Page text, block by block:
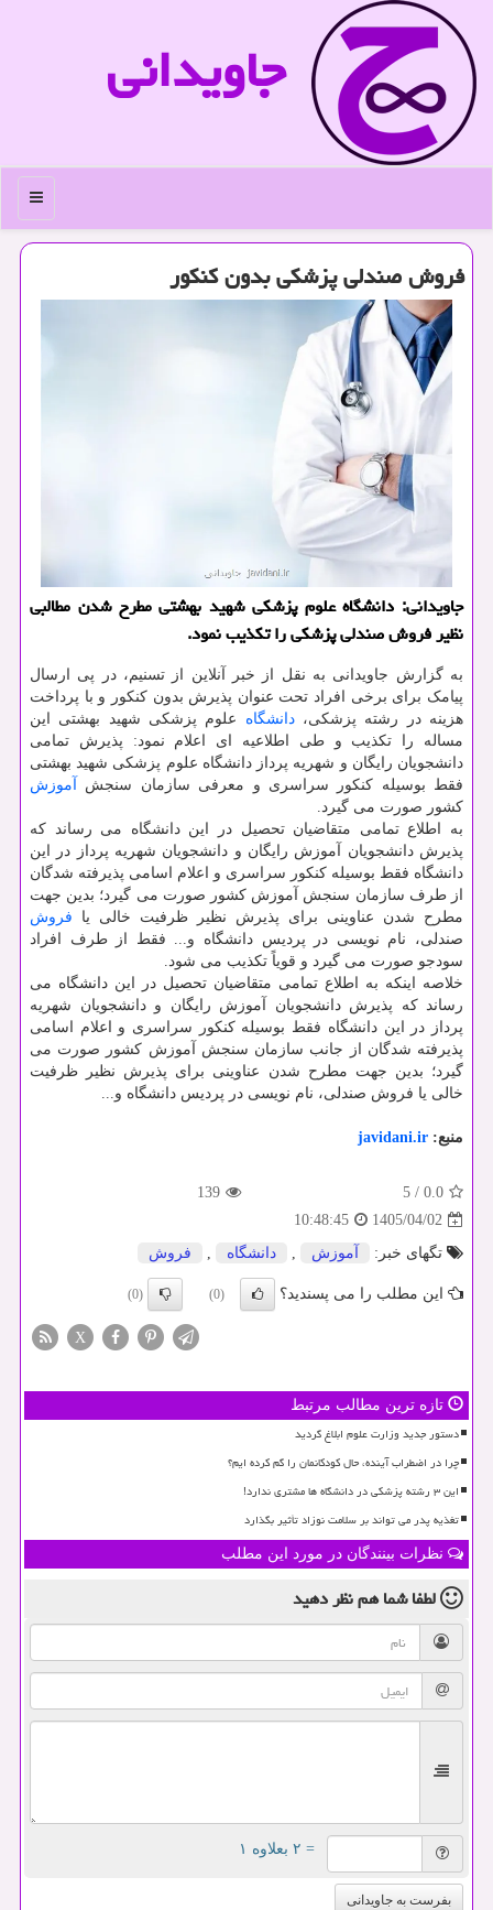
جاویدانی
منو
فروش صندلی پزشکی بدون کنکور
جاویدانی: دانشگاه علوم پزشکی شهید بهشتی مطرح شدن مطالبی
نظیر فروش صندلی پزشکی را تکذیب نمود.
به گزارش جاویدانی به نقل از خبر آنلاین از تسنیم، در پی ارسال
پیامک برای برخی افراد تحت عنوان پذیرش بدون کنکور و با پرداخت
هزینه در رشته پزشکی،دانشگاه علوم پزشکی شهید بهشتی این
مساله را تکذیب و طی اطلاعیه ای اعلام نمود: پذیرش تمامی
دانشجویان رایگان و شهریه پرداز دانشگاه علوم پزشکی شهید بهشتی
فقط بوسیله کنکور سراسری و معرفی سازمان سنجش آموزش
کشور صورت می گیرد.
به اطلاع تمامی متقاضیان تحصیل در این دانشگاه می رساند که
پذیرش دانشجویان آموزش رایگان و دانشجویان شهریه پرداز در این
دانشگاه فقط بوسیله کنکور سراسری و اعلام اسامی پذیرفته شدگان
از طرف سازمان سنجش آموزش کشور صورت می گیرد؛ بدین جهت
مطرح شدن عناوینی برای پذیرش نظیر ظرفیت خالی یا فروش
صندلی، نام نویسی در پردیس دانشگاه و... فقط از طرف افراد
سودجو صورت می گیرد و قویاً تکذیب می شود.
خلاصه اینکه به اطلاع تمامی متقاضیان تحصیل در این دانشگاه می
رساند که پذیرش دانشجویان آموزش رایگان و دانشجویان شهریه
پرداز در این دانشگاه فقط بوسیله کنکور سراسری و اعلام اسامی
پذیرفته شدگان از جانب سازمان سنجش آموزش کشور صورت می
گیرد؛ بدین جهت مطرح شدن عناوینی برای پذیرش نظیر ظرفیت
خالی یا فروش صندلی، نام نویسی در پردیس دانشگاه و...
منبع: javidani.ir
0.0
/
5
139
1405/04/02
10:48:45
تگهای خبر:
آموزش , دانشگاه , فروش
این مطلب را می پسندید؟ (0)
(0)
X
تازه ترین مطالب مرتبط
دستور جدید وزارت علوم ابلاغ گردید
چرا در اضطراب آینده، حال کودکانمان را گم کرده ایم؟
این ۳ رشته پزشکی در دانشگاه ها مشتری ندارد!
تغذیه پدر می تواند بر سلامت نوزاد تأثیر بگذارد
نظرات بینندگان در مورد این مطلب
لطفا شما همنظر دهید
= ۲ بعلاوه ۱
بفرست به جاویدانی